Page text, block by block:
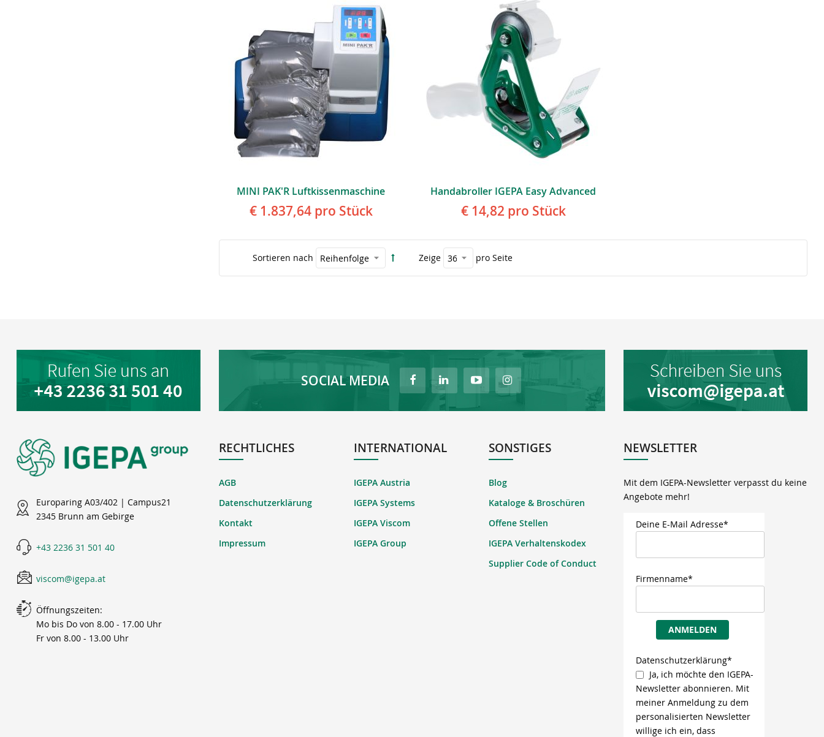
MINI PAK'R Luftkissenmaschine
€ 1.837,64pro Stück
Handabroller IGEPA Easy Advanced
€ 14,82 pro Stück
Sortieren nach Zeige pro Seite
SOCIAL MEDIA
Europaring A03/402 | Campus21
2345 Brunn am Gebirge
+43 2236 31 501 40
viscom@igepa.at
Öffnungszeiten:
Mo bis Do von 8.00 - 17.00 Uhr
Fr von 8.00 - 13.00 Uhr
RECHTLICHES
AGB
Datenschutzerklärung
Kontakt
Impressum
INTERNATIONAL
IGEPA Austria
IGEPA Systems
IGEPA Viscom
IGEPA Group
SONSTIGES
Blog
Kataloge & Broschüren
Offene Stellen
IGEPA Verhaltenskodex
Supplier Code of Conduct
NEWSLETTER
Mit dem IGEPA-Newsletter verpasst du keine
Angebote mehr!
Deine E-Mail Adresse*
Firmenname*
ANMELDEN
Datenschutzerklärung*
Ja, ich möchte den IGEPA-
Newsletter abonnieren. Mit
meiner Anmeldung zu dem
personalisierten Newsletter
willige ich ein, dass